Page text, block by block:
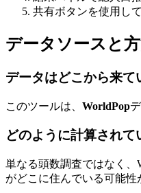
共有ボタンを使用し
データソースと
データはどこから来て
このツールは、 WorldPop
どのように計算されて
単なる頭数調査ではなく、
がどこに住んでいる可能性